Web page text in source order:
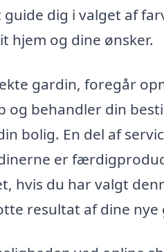
dig i valget af
hjem og dine ønsker.
gardin, foregår
behandler din
bolig. En del af
er
hvis du har valgt
resultat af dine nye